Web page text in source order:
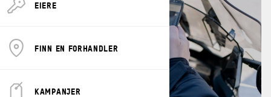
EIERE
FINN EN FORHANDLER
KAMPANJER